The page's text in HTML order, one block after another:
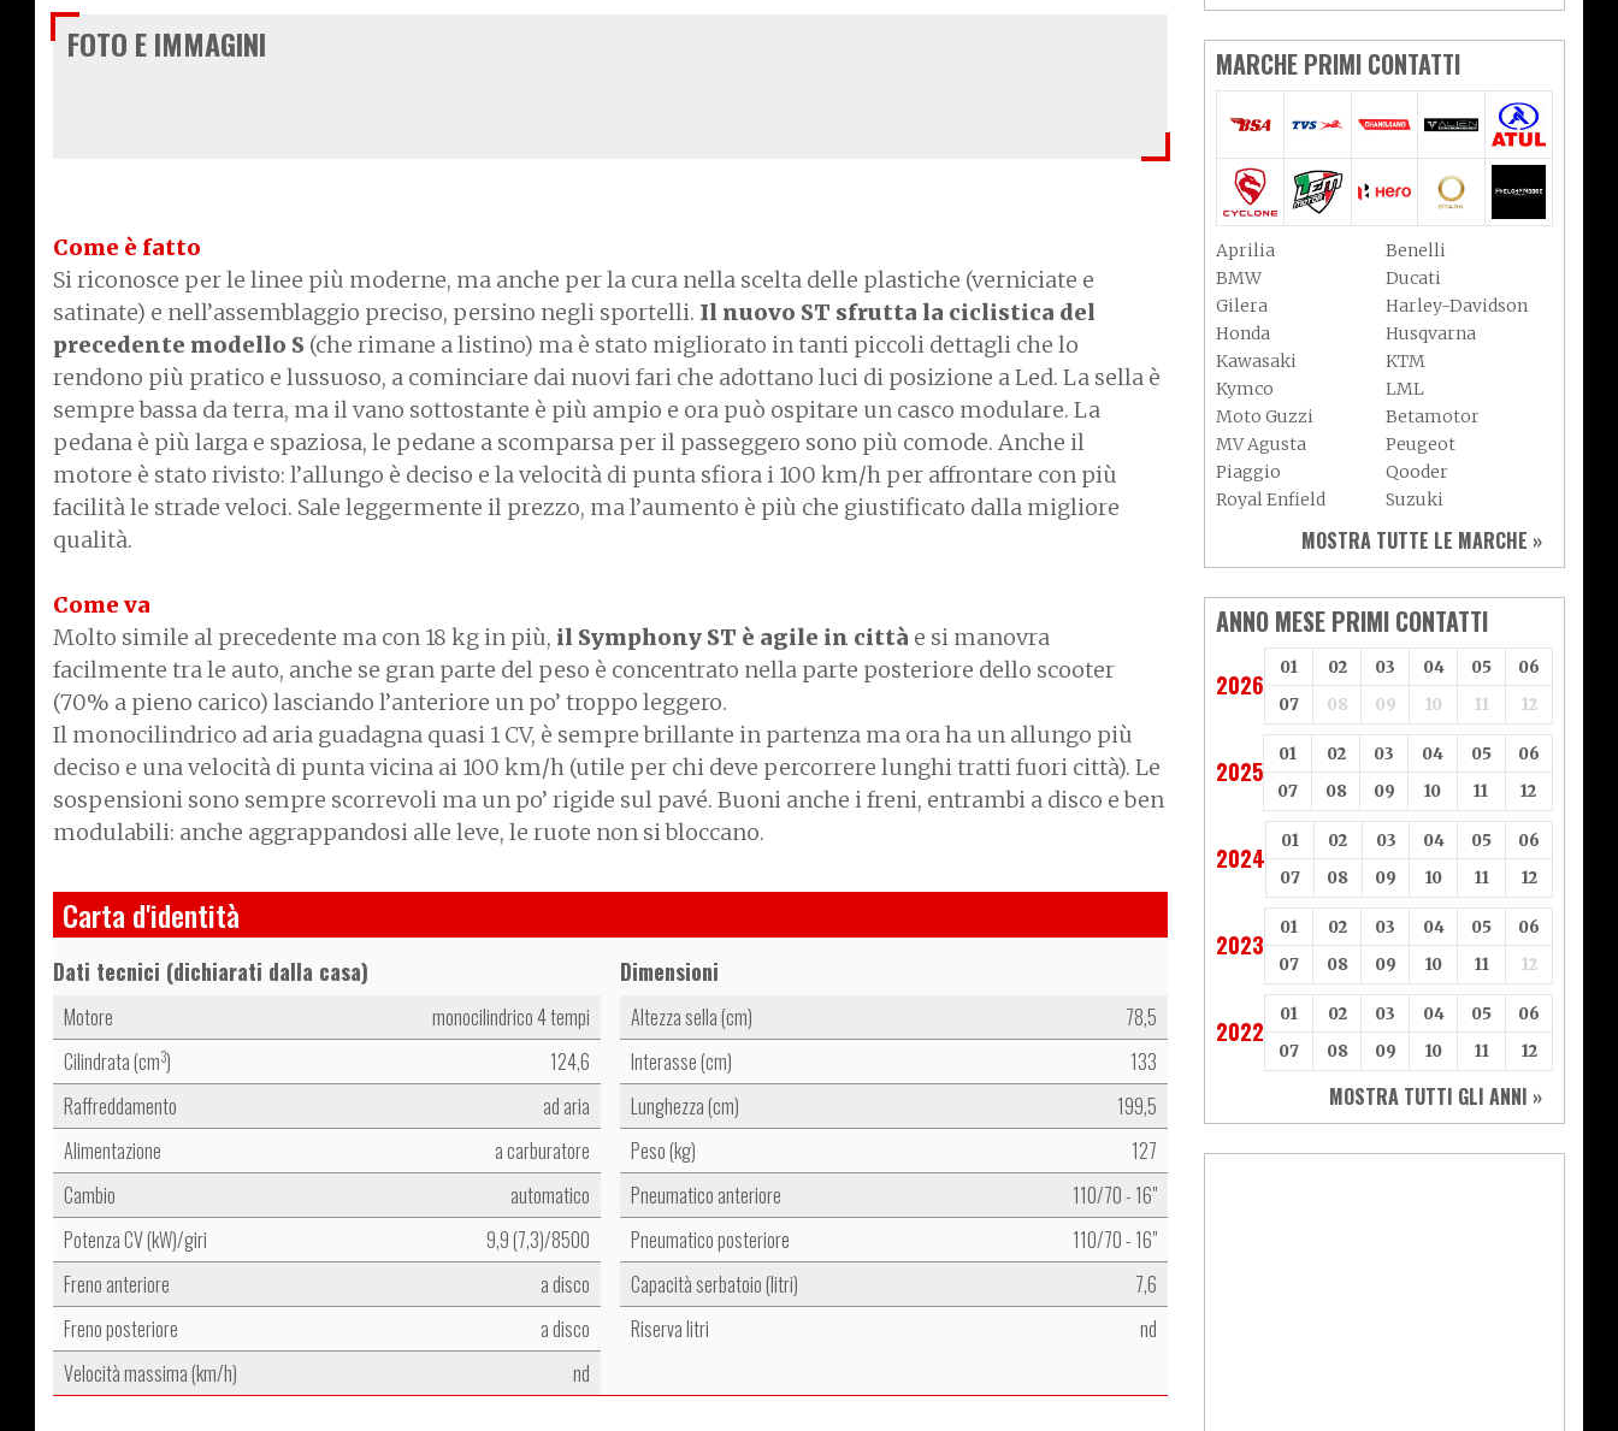
FOTO E IMMAGINI
Come è fatto
Si riconosce per le linee più moderne, ma anche per la cura nella scelta delle plastiche (verniciate e
satinate) e nell’assemblaggio preciso, persino negli sportelli. Il nuovo ST sfrutta la ciclistica del
precedente modello S (che rimane a listino) ma è stato migliorato in tanti piccoli dettagli che lo
rendono più pratico e lussuoso, a cominciare dai nuovi fari che adottano luci di posizione a Led. La sella è
sempre bassa da terra, ma il vano sottostante è più ampio e ora può ospitare un casco modulare. La
pedana è più larga e spaziosa, le pedane a scomparsa per il passeggero sono più comode. Anche il
motore è stato rivisto: l’allungo è deciso e la velocità di punta sfiora i 100 km/h per affrontare con più
facilità le strade veloci. Sale leggermente il prezzo, ma l’aumento è più che giustificato dalla migliore
qualità.
Come va
Molto simile al precedente ma con 18 kg in più, il Symphony ST è agile in città e si manovra
facilmente tra le auto, anche se gran parte del peso è concentrato nella parte posteriore dello scooter
(70% a pieno carico) lasciando l’anteriore un po’ troppo leggero.
Il monocilindrico ad aria guadagna quasi 1 CV, è sempre brillante in partenza ma ora ha un allungo più
deciso e una velocità di punta vicina ai 100 km/h (utile per chi deve percorrere lunghi tratti fuori città). Le
sospensioni sono sempre scorrevoli ma un po’ rigide sul pavé. Buoni anche i freni, entrambi a disco e ben
modulabili: anche aggrappandosi alle leve, le ruote non si bloccano.
Carta d'identità
Dati tecnici (dichiarati dalla casa)
Motore
monocilindrico 4 tempi
Cilindrata (cm3)
124,6
Raffreddamento
ad aria
Alimentazione
a carburatore
Cambio
automatico
Potenza CV (kW)/giri
9,9 (7,3)/8500
Freno anteriore
a disco
Freno posteriore
a disco
Velocità massima (km/h)
nd
Dimensioni
Altezza sella (cm)
78,5
Interasse (cm)
133
Lunghezza (cm)
199,5
Peso (kg)
127
Pneumatico anteriore
110/70 - 16"
Pneumatico posteriore
110/70 - 16"
Capacità serbatoio (litri)
7,6
Riserva litri
nd
MARCHE PRIMI CONTATTI
Aprilia
Benelli
BMW
Ducati
Gilera
Harley-Davidson
Honda
Husqvarna
Kawasaki
KTM
Kymco
LML
Moto Guzzi
Betamotor
MV Agusta
Peugeot
Piaggio
Qooder
Royal Enfield
Suzuki
Triumph
Yamaha
Aeon
Aspes
Axy
Baotian
MOSTRA TUTTE LE MARCHE »
ANNO MESE PRIMI CONTATTI
2026
01 02 03 04 05
06
07
08 09 10 11 12
2025
01 02 03 04 05
06
07
08 09 10 11 12
2024
01 02 03 04 05
06
07
08 09 10 11 12
2023
01 02 03 04 05
06
07
08 09 10 11 12
2022
01 02 03 04 05
06
07
08 09 10 11 12
MOSTRA TUTTI GLI ANNI »